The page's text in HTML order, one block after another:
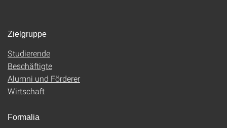
Zielgruppe
Studierende
Beschäftigte
Alumni und Förderer
Wirtschaft
Formalia